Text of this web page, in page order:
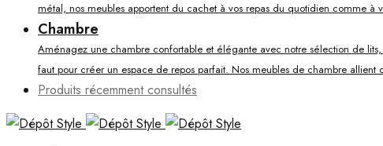
métal, nos meubles apportent du cachet à vos repas du quotidien comme à
Chambre
Aménagez une chambre confortable et élégante avec notre sélection de
faut pour créer un espace de repos parfait. Nos meubles de chambre
Produits récemment consultés